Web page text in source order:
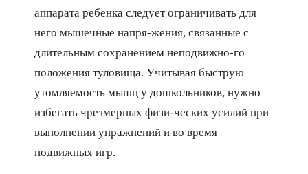
аппарата ребенка следует ограничивать для
него мышечные напря-жения, связанные с
длительным сохранением неподвижно-го
положения туловища. Учитывая быструю
утомляемость мышц у дошкольников, нужно
избегать чрезмерных физи-ческих усилий при
выполнении упражнений и во время
подвижных игр.